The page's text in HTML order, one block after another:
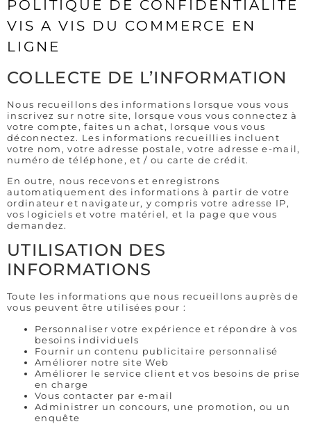
POLITIQUE DE CONFIDENTIALITÉ
VIS A VIS DU COMMERCE EN
LIGNE
COLLECTE DE L’INFORMATION
Nous recueillons des informations lorsque vous vous
inscrivez sur notre site, lorsque vous vous connectez à
votre compte, faites un achat, lorsque vous vous
déconnectez. Les informations recueillies incluent
votre nom, votre adresse postale, votre adresse e-mail,
numéro de téléphone, et / ou carte de crédit.
En outre, nous recevons et enregistrons
automatiquement des informations à partir de votre
ordinateur et navigateur, y compris votre adresse IP,
vos logiciels et votre matériel, et la page que vous
demandez.
UTILISATION DES
INFORMATIONS
Toute les informations que nous recueillons auprès de
vous peuvent être utilisées pour :
Personnaliser votre expérience et répondre à vos
besoins individuels
Fournir un contenu publicitaire personnalisé
Améliorer notre site Web
Améliorer le service client et vos besoins de prise
en charge
Vous contacter par e-mail
Administrer un concours, une promotion, ou un
enquête